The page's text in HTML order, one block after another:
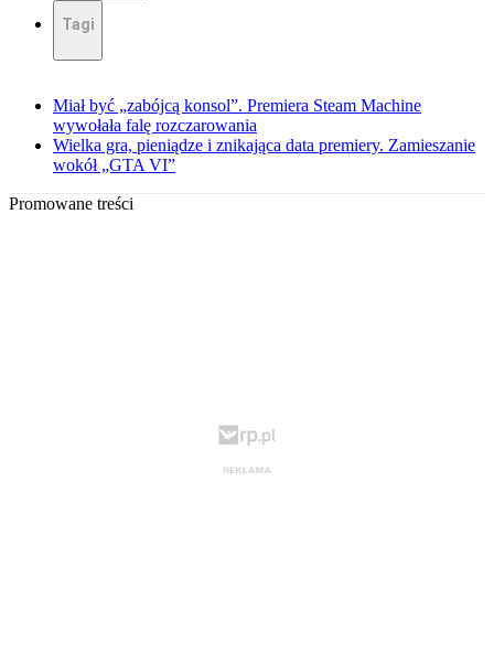
Tagi
Miał być „zabójcą konsol”. Premiera Steam Machine
wywołała falę rozczarowania
Wielka gra, pieniądze i znikająca data premiery. Zamieszanie
wokół „GTA VI”
Promowane treści